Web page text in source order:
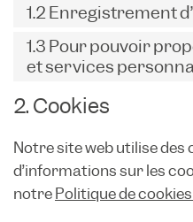
1.2 Enregistrement
1.3 Pour pouvoir
et services
2. Cookies
Notre site web utilise des
d’informations sur les
notre Politique de cookies